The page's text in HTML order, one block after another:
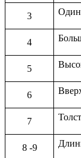
3
4
5
6
7
8 -9